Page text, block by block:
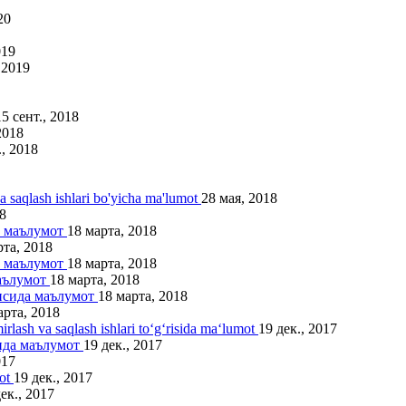
сент., 2018
2018
ishlari bo'yicha ma'lumot 28 мая, 2018
маълумот 18 марта, 2018
2018
маълумот 18 марта, 2018
18 марта, 2018
маълумот 18 марта, 2018
2018
va saqlash ishlari to‘g‘risida ma‘lumot 19 дек., 2017
маълумот 19 дек., 2017
19 дек., 2017
2017